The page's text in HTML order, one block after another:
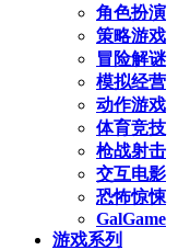
角色扮演
策略游戏
冒险解谜
模拟经营
动作游戏
体育竞技
枪战射击
交互电影
恐怖惊悚
GalGame
游戏系列